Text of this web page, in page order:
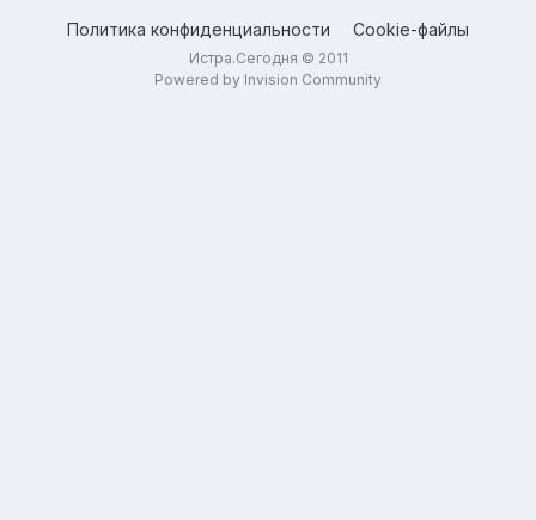
Политика конфиденциальности Cookie-файлы
Истра.Сегодня © 2011
Powered by Invision Community